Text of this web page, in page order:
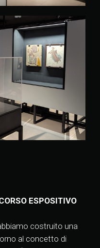
ESPOSITIVO
costruito una
al concetto di